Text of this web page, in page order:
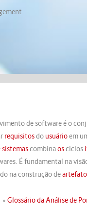
de software é o
requisitosdo usuárioem
sistemascombinaosciclos
É fundamental na
na construção de
» Glossário da Análise de